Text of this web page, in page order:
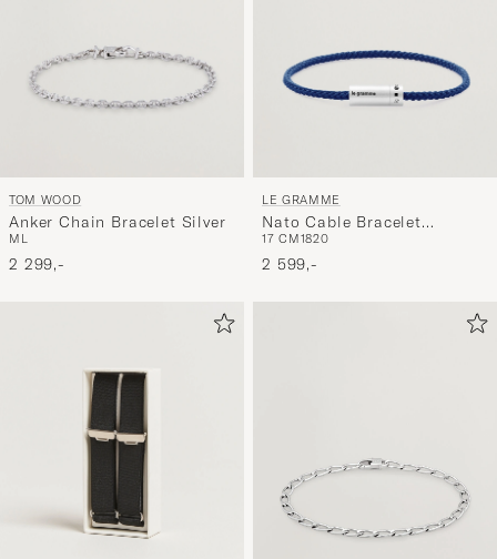
TOM WOOD
Anker Chain Bracelet Silver
M L
2 299,-
LE GRAMME
Nato Cable Bracelet
Blue/Sterling Silver 7g
17 CM1820
2 599,-